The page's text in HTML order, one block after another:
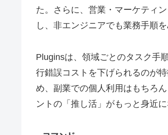
た。さらに、営業・マーケティ
し、非エンジニアでも業務手順
Pluginsは、領域ごとのタスク手
行錯誤コストを下げられるのが
め、副業での個人利用はもちろ
ントの「推し活」がもっと身近